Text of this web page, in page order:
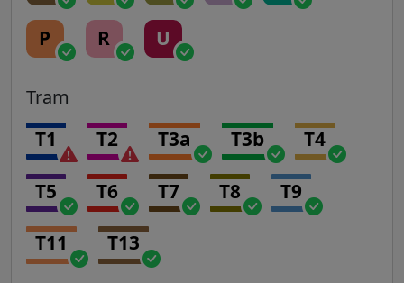
P R U
Tram
T1 T2 T3a T3b T4
T5 T6 T7 T8 T9
T11 T13